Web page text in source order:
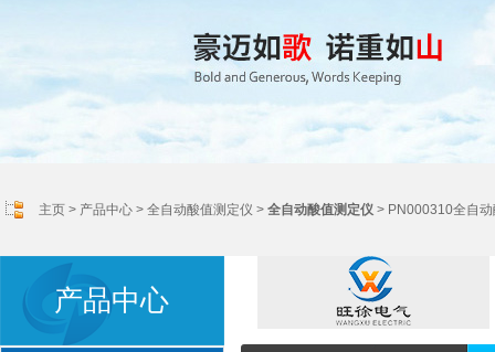
主页 > 产品中心 > 全自动酸值测定仪 > 全自动酸值测定仪 > PN000310全自
产品中心